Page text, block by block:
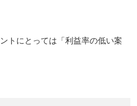
トにとっては「利益率の低い案